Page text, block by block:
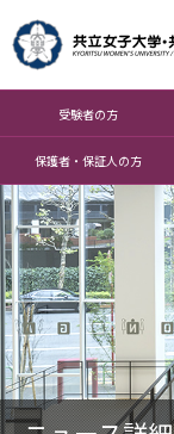
受験者の方
保護者・保証人の方